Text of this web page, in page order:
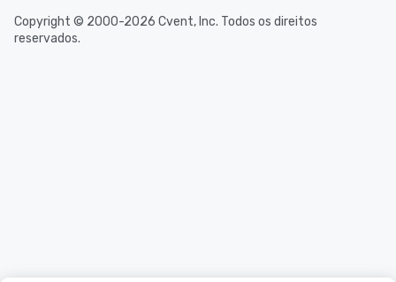
Copyright © 2000-2026 Cvent, Inc. Todos os direitos
reservados.